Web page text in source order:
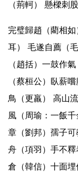
（荊軻） 懸樑刺
完璧歸趙（藺相
耳） 毛遂自薦（
（趙括）一鼓作
（蔡桓公）臥薪
鳥（更羸） 高山
風（周瑜：一飯
章（劉邦）孺子
舟（項羽）手不
倉（韓信）十面